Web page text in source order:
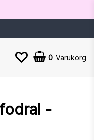
0 Varukorg
-